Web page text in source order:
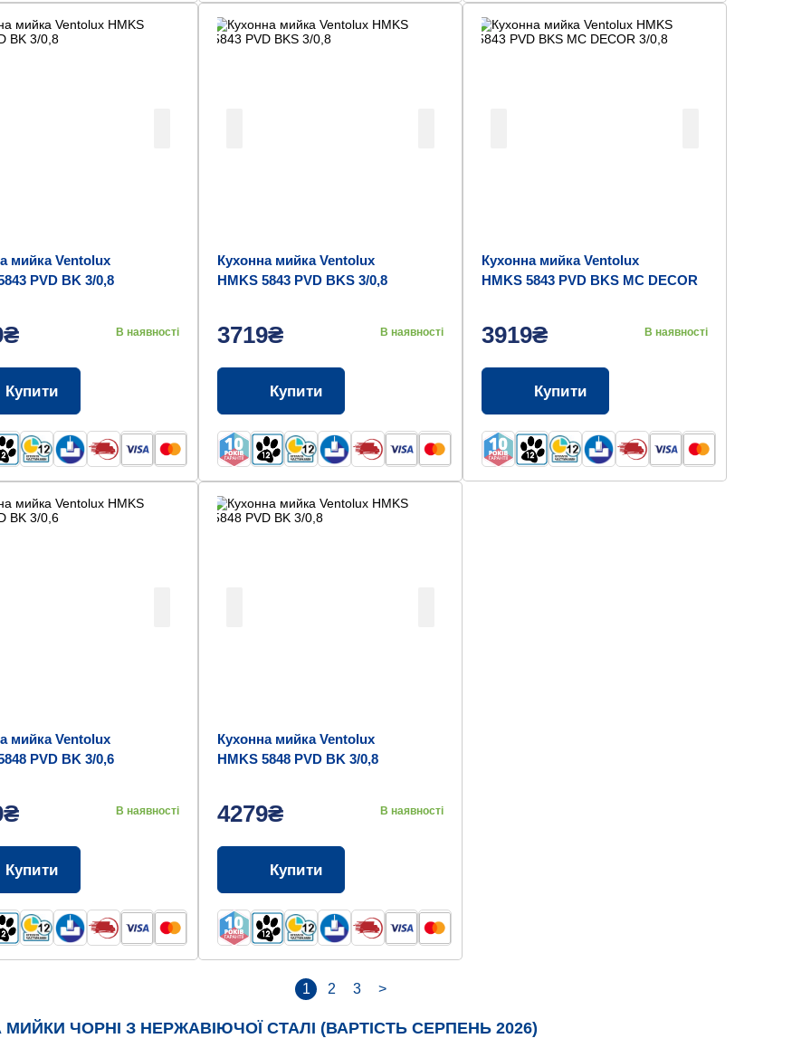
мийка Ventolux
PVD BK 3/0,8
В наявності
Купити
Кухонна мийка Ventolux
HMKS 5843 PVD BKS 3/0,8
3719₴ В наявності
Купити
Кухонна мийка Ventolux
HMKS 5843 PVD BKS MC DECOR
3919₴ В наявності
Купити
мийка Ventolux
PVD BK 3/0,6
В наявності
Купити
Кухонна мийка Ventolux
HMKS 5848 PVD BK 3/0,8
4279₴ В наявності
Купити
1 2 3 >
МИЙКИ ЧОРНІ З НЕРЖАВІЮЧОЇ СТАЛІ (ВАРТІСТЬ СЕРПЕНЬ 2026)